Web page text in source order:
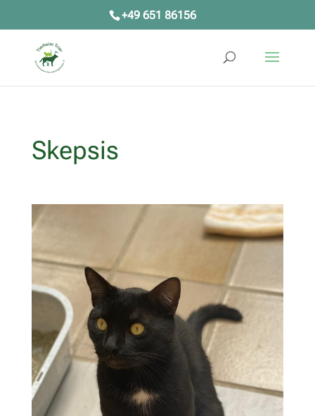
+49 651 86156
Skepsis